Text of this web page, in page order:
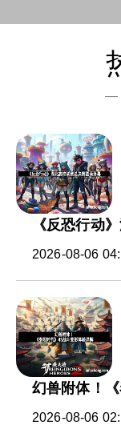
—
《反恐行动
2026-08-06
幻兽附体！
2026-08-06